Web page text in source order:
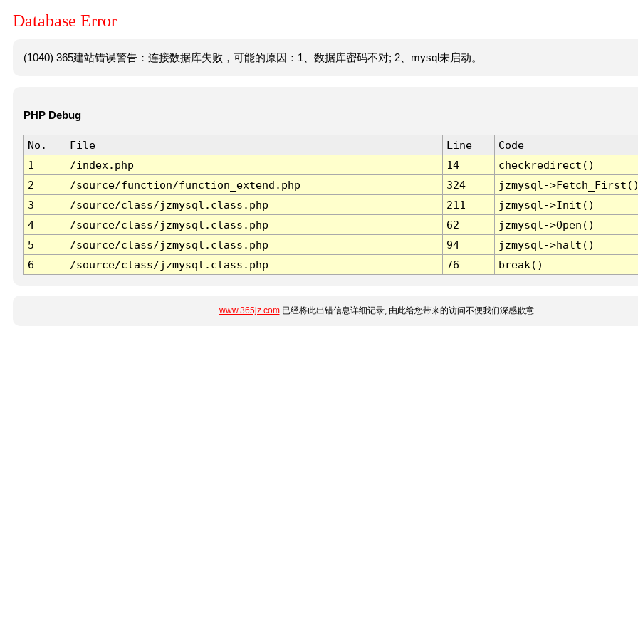
Database Error
(1040) 365建站错误警告：连接数据库失败，可能的原因：1、数据库密码不对; 2、mysql未启动。
PHP Debug
No. File Line
Code
1
/index.php 14
checkredirect()
2
/source/function/function_extend.php 324
jzmysql-
3
/source/class/jzmysql.class.php 211
jzmysql->Init()
4
/source/class/jzmysql.class.php 62
jzmysql->Open()
5
/source/class/jzmysql.class.php 94
jzmysql->halt()
6
/source/class/jzmysql.class.php 76 break()
www.365jz.com已经将此出错信息详细记录, 由此给您带来的访问不便我们深感歉意.